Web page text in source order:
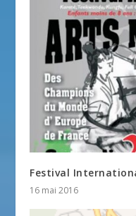
Festival
16 mai 2016